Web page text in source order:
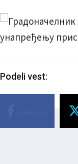
Podeli vest: